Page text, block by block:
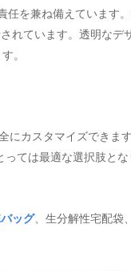
任を兼ね備えています
れています。透明な
。
カスタマイズできま
ては最適な選択肢と
ッグ、生分解性宅配袋